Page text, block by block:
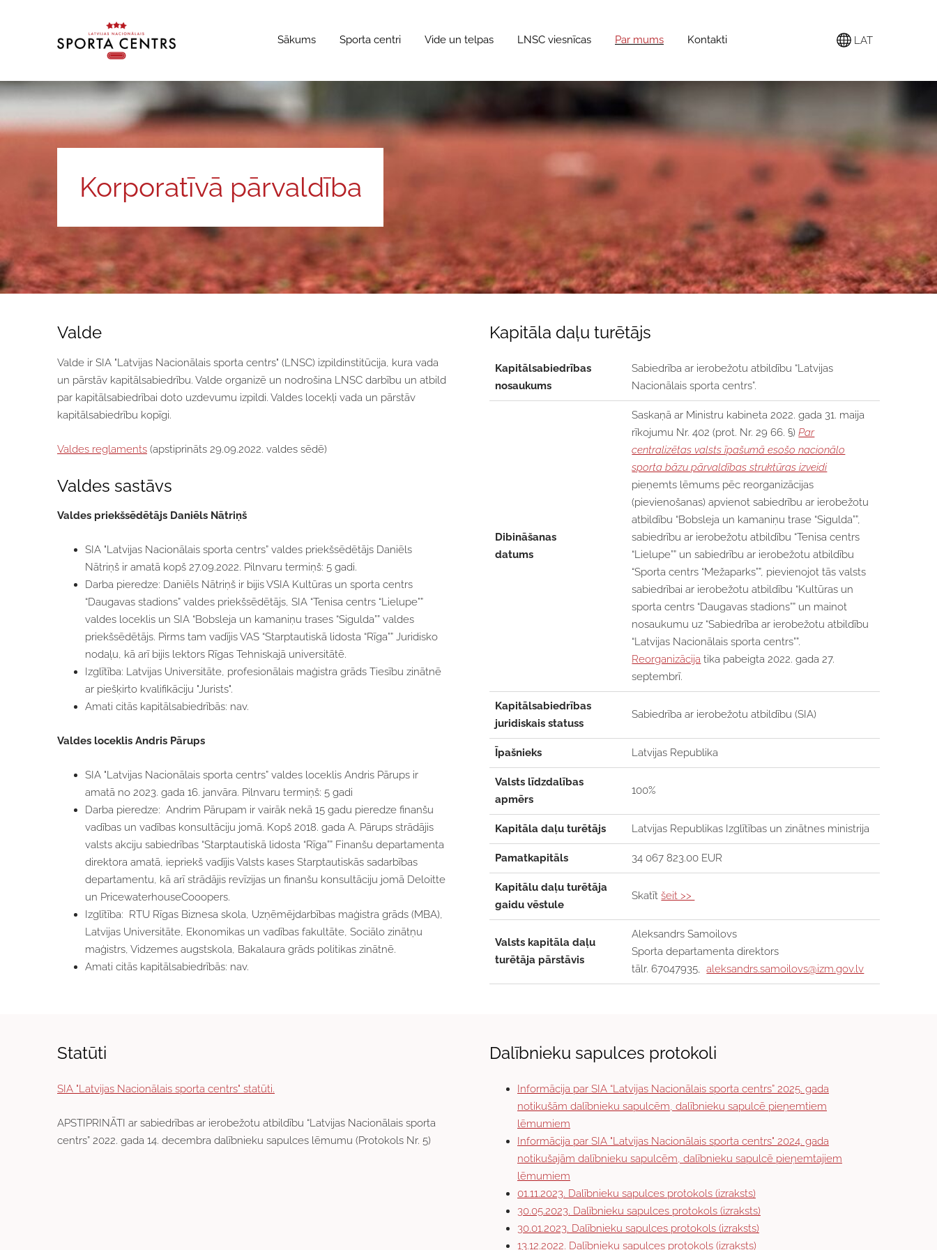
Sākums Sporta centri Vide un telpas LNSC viesnīcas Par mums Kontakti LAT
Korporatīvā pārvaldība
Valde
Valde ir SIA "Latvijas Nacionālais sporta centrs" (LNSC) izpildinstitūcija, kura vada
un pārstāv kapitālsabiedrību. Valde organizē un nodrošina LNSC darbību un atbild
par kapitālsabiedrībai doto uzdevumu izpildi. Valdes locekļi vada un pārstāv
kapitālsabiedrību kopīgi.
Valdes reglaments (apstiprināts 29.09.2022. valdes sēdē)
Valdes sastāvs
Valdes priekšsēdētājs Daniēls Nātriņš
SIA "Latvijas Nacionālais sporta centrs” valdes priekšsēdētājs Daniēls
Nātriņš ir amatā kopš 27.09.2022. Pilnvaru termiņš: 5 gadi.
Darba pieredze: Daniēls Nātriņš ir bijis VSIA Kultūras un sporta centrs
“Daugavas stadions” valdes priekšsēdētājs, SIA “Tenisa centrs “Lielupe””
valdes loceklis un SIA “Bobsleja un kamaniņu trases “Sigulda”” valdes
priekšsēdētājs. Pirms tam vadījis VAS “Starptautiskā lidosta “Rīga”” Juridisko
nodaļu, kā arī bijis lektors Rīgas Tehniskajā universitātē.
Izglītība: Latvijas Universitāte, profesionālais maģistra grāds Tiesību zinātnē
ar piešķirto kvalifikāciju "Jurists".
Amati citās kapitālsabiedrībās: nav.
Valdes loceklis Andris Pārups
SIA "Latvijas Nacionālais sporta centrs” valdes loceklis Andris Pārups ir
amatā no 2023. gada 16. janvāra. Pilnvaru termiņš: 5 gadi
Darba pieredze: Andrim Pārupam ir vairāk nekā 15 gadu pieredze finanšu
vadības un vadības konsultāciju jomā. Kopš 2018. gada A. Pārups strādājis
valsts akciju sabiedrības “Starptautiskā lidosta “Rīga”” Finanšu departamenta
direktora amatā, iepriekš vadījis Valsts kases Starptautiskās sadarbības
departamentu, kā arī strādājis revīzijas un finanšu konsultāciju jomā Deloitte
un PricewaterhouseCooopers.
Izglītība: RTU Rīgas Biznesa skola, Uzņēmējdarbības maģistra grāds (MBA),
Latvijas Universitāte, Ekonomikas un vadības fakultāte, Sociālo zinātņu
maģistrs, Vidzemes augstskola, Bakalaura grāds politikas zinātnē.
Amati citās kapitālsabiedrībās: nav.
Kapitāla daļu turētājs
Kapitālsabiedrības
nosaukums
Sabiedrība ar ierobežotu atbildību “Latvijas
Nacionālais sporta centrs”.
Dibināšanas
datums
Saskaņā ar Ministru kabineta 2022. gada 31. maija
rīkojumu Nr. 402 (prot. Nr. 29 66. §)Par
centralizētas valsts īpašumā esošo nacionālo
sporta bāzu pārvaldības struktūras izveidi
pieņemts lēmums pēc reorganizācijas
(pievienošanas) apvienot sabiedrību ar ierobežotu
atbildību “Bobsleja un kamaniņu trase “Sigulda””,
sabiedrību ar ierobežotu atbildību “Tenisa centrs
“Lielupe”” un sabiedrību ar ierobežotu atbildību
“Sporta centrs “Mežaparks””, pievienojot tās valsts
sabiedrībai ar ierobežotu atbildību “Kultūras un
sporta centrs “Daugavas stadions”” un mainot
nosaukumu uz “Sabiedrība ar ierobežotu atbildību
“Latvijas Nacionālais sporta centrs””.
Reorganizācija tika pabeigta 2022. gada 27.
septembrī.
Kapitālsabiedrības
juridiskais statuss
Sabiedrība ar ierobežotu atbildību (SIA)
Īpašnieks Latvijas Republika
Valsts līdzdalības
apmērs
100%
Kapitāla daļu turētājs Latvijas Republikas Izglītības un zinātnes ministrija
Pamatkapitāls 34 067 823.00 EUR
Kapitālu daļu turētāja
gaidu vēstule
Skatītšeit >>
Valsts kapitāla daļu
turētāja pārstāvis
Aleksandrs Samoilovs
Sporta departamenta direktors
tālr. 67047935,aleksandrs.samoilovs@izm.gov.lv
Statūti
SIA "Latvijas Nacionālais sporta centrs" statūti.
APSTIPRINĀTI ar sabiedrības ar ierobežotu atbildību “Latvijas Nacionālais sporta
centrs” 2022. gada 14. decembra dalībnieku sapulces lēmumu (Protokols Nr. 5)
Dalībnieku sapulces protokoli
Informācija par SIA “Latvijas Nacionālais sporta centrs” 2025. gada
notikušām dalībnieku sapulcēm, dalībnieku sapulcē pieņemtiem
lēmumiem
Informācija par SIA "Latvijas Nacionālais sporta centrs" 2024. gada
notikušajām dalībnieku sapulcēm, dalībnieku sapulcē pieņemtajiem
lēmumiem
01.11.2023. Dalībnieku sapulces protokols (izraksts)
30.05.2023. Dalībnieku sapulces protokols (izraksts)
30.01.2023. Dalībnieku sapulces protokols (izraksts)
13.12.2022. Dalībnieku sapulces protokols (izraksts)